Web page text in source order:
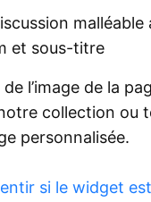
malléable
et sous-titre
l’image de la
collection ou
personnalisée.
si le widget